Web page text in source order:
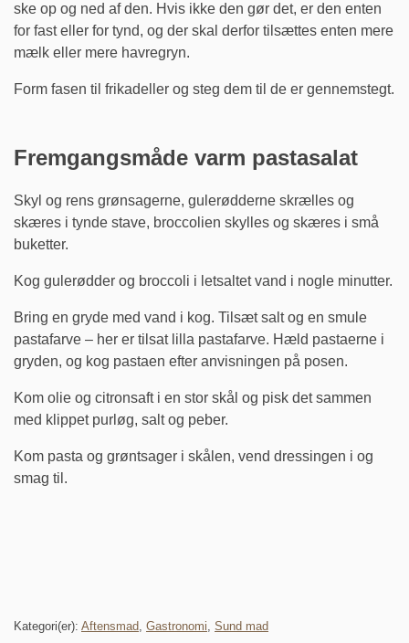
ske op og ned af den. Hvis ikke den gør det, er den enten
for fast eller for tynd, og der skal derfor tilsættes enten mere
mælk eller mere havregryn.
Form fasen til frikadeller og steg dem til de er gennemstegt.
Fremgangsmåde varm pastasalat
Skyl og rens grønsagerne, gulerødderne skrælles og
skæres i tynde stave, broccolien skylles og skæres i små
buketter.
Kog gulerødder og broccoli i letsaltet vand i nogle minutter.
Bring en gryde med vand i kog. Tilsæt salt og en smule
pastafarve – her er tilsat lilla pastafarve. Hæld pastaerne i
gryden, og kog pastaen efter anvisningen på posen.
Kom olie og citronsaft i en stor skål og pisk det sammen
med klippet purløg, salt og peber.
Kom pasta og grøntsager i skålen, vend dressingen i og
smag til.
Kategori(er): Aftensmad Gastronomi Sund mad